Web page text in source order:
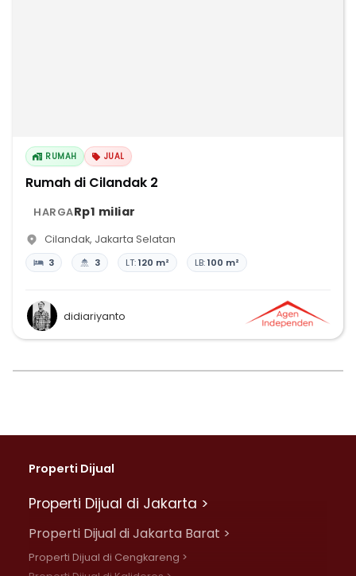
RUMAH JUAL
Rumah di Cilandak 2
HARGARp1 miliar
Cilandak, Jakarta Selatan
3 3 LT:120 m² LB:100 m²
didiariyanto
Properti Dijual
Properti Dijual di Jakarta >
Properti Dijual di Jakarta Barat >
Properti Dijual di Cengkareng >